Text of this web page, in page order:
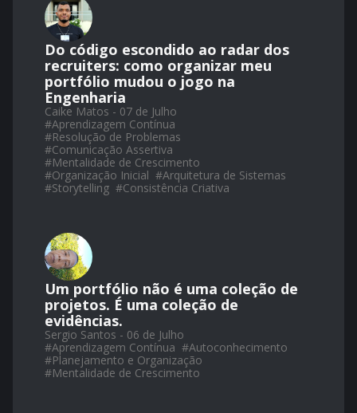
Do código escondido ao radar dos
recruiters: como organizar meu
portfólio mudou o jogo na
Engenharia
Caike Matos - 07 de Julho
#Aprendizagem Contínua
#Resolução de Problemas
#Comunicação Assertiva
#Mentalidade de Crescimento
#Organização Inicial #Arquitetura de Sistemas
#Storytelling #Consistência Criativa
Um portfólio não é uma coleção de
projetos. É uma coleção de
evidências.
Sergio Santos - 06 de Julho
#Aprendizagem Contínua #Autoconhecimento
#Planejamento e Organização
#Mentalidade de Crescimento